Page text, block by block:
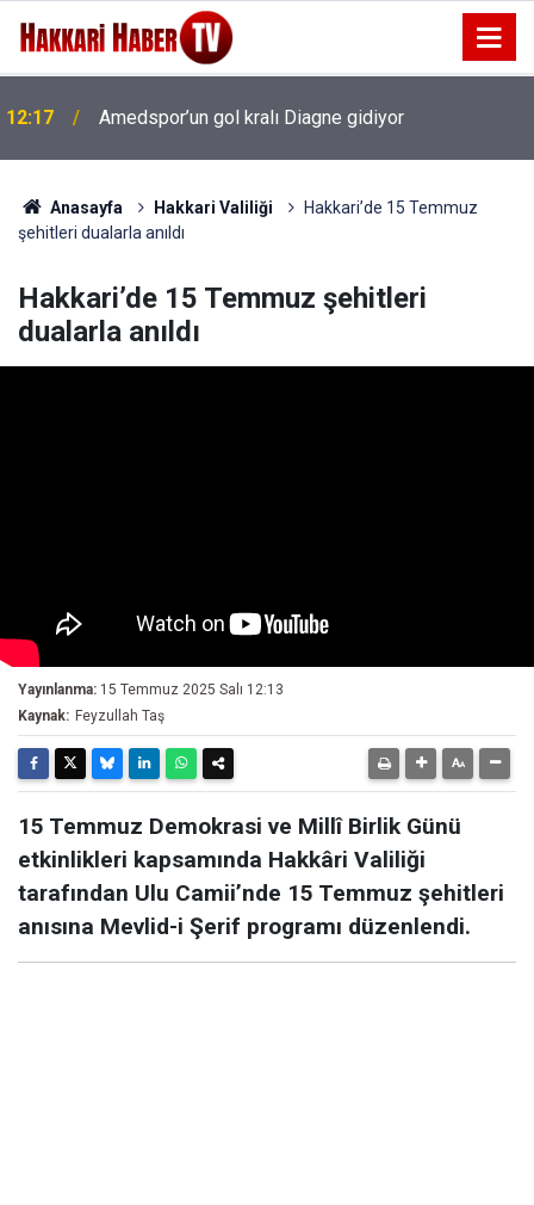
12:09 Milli sanatçı Salih Amedi hayatını kaybetti
Anasayfa Hakkari Valiliği
Hakkari’de 15 Temmuz
şehitleri dualarla anıldı
Hakkari’de 15 Temmuz şehitleri
dualarla anıldı
Yayınlanma: 15 Temmuz 2025 Salı 12:13
Kaynak: Feyzullah Taş
15 Temmuz Demokrasi ve Millî Birlik Günü
etkinlikleri kapsamında Hakkâri Valiliği
tarafından Ulu Camii’nde 15 Temmuz şehitleri
anısına Mevlid-i Şerif programı düzenlendi.